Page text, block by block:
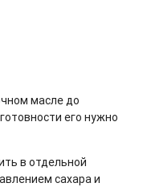
масле до
его нужно
в отдельной
сахара и